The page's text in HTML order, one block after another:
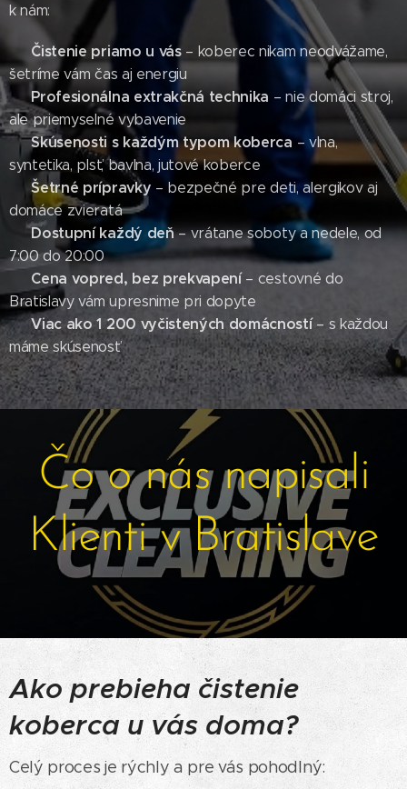
k nám:
✔ Čistenie priamo u vás– koberec nikam neodvážame,
šetríme vám čas aj energiu
✔Profesionálna extrakčná technika – nie domáci stroj,
ale priemyselné vybavenie
✔Skúsenosti s každým typom koberca– vlna,
syntetika, plsť, bavlna, jutové koberce
✔Šetrné prípravky – bezpečné pre deti, alergikov aj
domáce zvieratá
✔Dostupní každý deň– vrátane soboty a nedele, od
7:00 do 20:00
Cena vopred, bez prekvapení– cestovné do
Bratislavy vám upresnime pri dopyte
✔Viac ako 1 200 vyčistených domácností– s každou
máme skúsenosť
Čo o nás napisali
Klienti v Bratislave
Ako prebieha čistenie
koberca u vás doma?
Celý proces je rýchly a pre vás pohodlný: